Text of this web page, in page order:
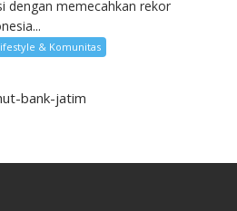
dengan memecahkan rekor
& Komunitas